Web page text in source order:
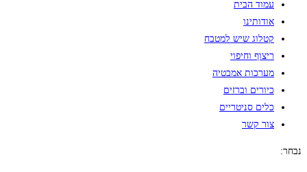
עמוד הבית
אודותינו
קטלוג שיש למטבח
ריצוף וחיפוי
מערכות אמבטיה
כיורים וברזים
כלים סניטריים
צור קשר
נבחר: